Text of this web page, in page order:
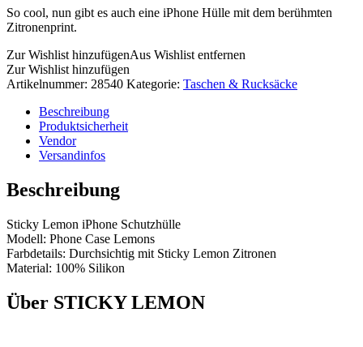
So cool, nun gibt es auch eine iPhone Hülle mit dem berühmten
Zitronenprint.
Zur Wishlist hinzufügenAus Wishlist entfernen
Zur Wishlist hinzufügen
Artikelnummer: 28540 Kategorie: Taschen & Rucksäcke
Beschreibung
Produktsicherheit
Vendor
Versandinfos
Beschreibung
Sticky Lemon iPhone Schutzhülle
Modell: Phone Case Lemons
Farbdetails: Durchsichtig mit Sticky Lemon Zitronen
Material: 100% Silikon
Über STICKY LEMON